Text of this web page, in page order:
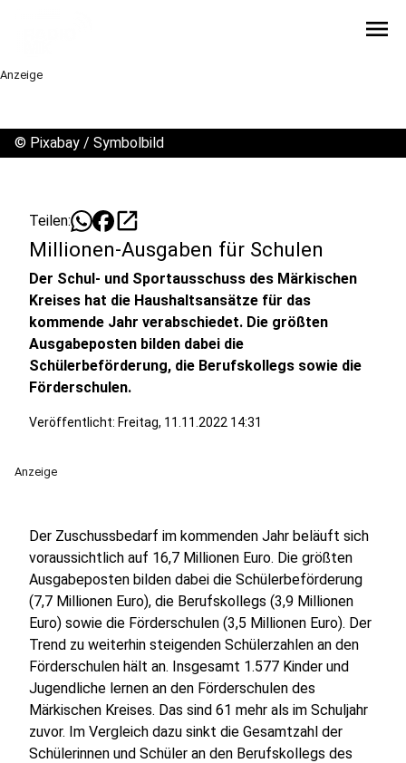
menu
Anzeige
© Pixabay / Symbolbild
Teilen: open_in_new
Millionen-Ausgaben für Schulen
Der Schul- und Sportausschuss des Märkischen
Kreises hat die Haushaltsansätze für das
kommende Jahr verabschiedet. Die größten
Ausgabeposten bilden dabei die
Schülerbeförderung, die Berufskollegs sowie die
Förderschulen.
Veröffentlicht: Freitag, 11.11.2022 14:31
Anzeige
Der Zuschussbedarf im kommenden Jahr beläuft sich
voraussichtlich auf 16,7 Millionen Euro. Die größten
Ausgabeposten bilden dabei die Schülerbeförderung
(7,7 Millionen Euro), die Berufskollegs (3,9 Millionen
Euro) sowie die Förderschulen (3,5 Millionen Euro). Der
Trend zu weiterhin steigenden Schülerzahlen an den
Förderschulen hält an. Insgesamt 1.577 Kinder und
Jugendliche lernen an den Förderschulen des
Märkischen Kreises. Das sind 61 mehr als im Schuljahr
zuvor. Im Vergleich dazu sinkt die Gesamtzahl der
Schülerinnen und Schüler an den Berufskollegs des